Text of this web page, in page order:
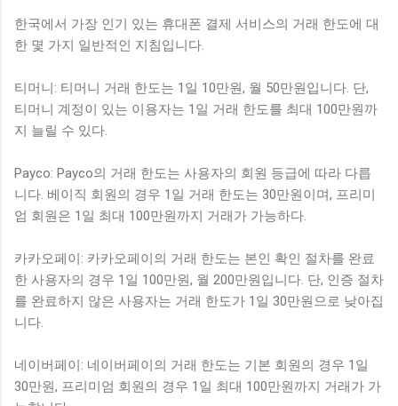
한국에서 가장 인기 있는 휴대폰 결제 서비스의 거래 한도에 대
한 몇 가지 일반적인 지침입니다.
티머니: 티머니 거래 한도는 1일 10만원, 월 50만원입니다. 단,
티머니 계정이 있는 이용자는 1일 거래 한도를 최대 100만원까
지 늘릴 수 있다.
Payco: Payco의 거래 한도는 사용자의 회원 등급에 따라 다릅
니다. 베이직 회원의 경우 1일 거래 한도는 30만원이며, 프리미
엄 회원은 1일 최대 100만원까지 거래가 가능하다.
카카오페이: 카카오페이의 거래 한도는 본인 확인 절차를 완료
한 사용자의 경우 1일 100만원, 월 200만원입니다. 단, 인증 절차
를 완료하지 않은 사용자는 거래 한도가 1일 30만원으로 낮아집
니다.
네이버페이: 네이버페이의 거래 한도는 기본 회원의 경우 1일
30만원, 프리미엄 회원의 경우 1일 최대 100만원까지 거래가 가